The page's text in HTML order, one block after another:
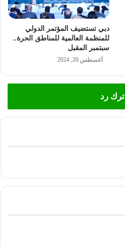
دبي تستضيف المؤتمر الدولي
للمنظمة العالمية للمناطق الحرة..
سبتمبر المقبل
أغسطس 20, 2024
اترك رد